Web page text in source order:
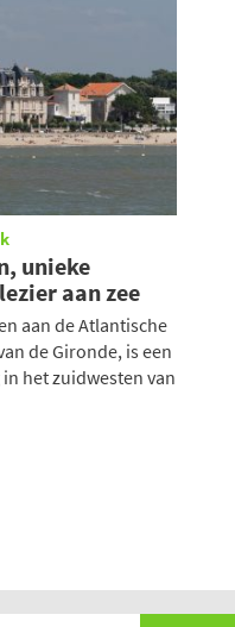
unieke
aan zee
aan de Atlantische
de Gironde, is een
het zuidwesten van